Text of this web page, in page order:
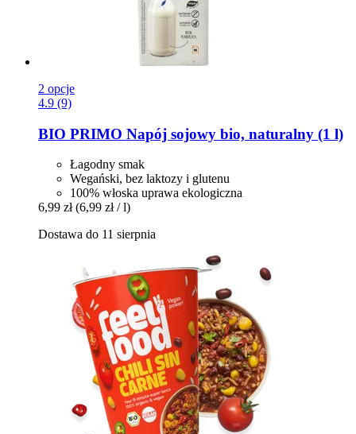
2 opcje
4.9 (9)
BIO PRIMO Napój sojowy bio, naturalny (1 l)
Łagodny smak
Wegański, bez laktozy i glutenu
100% włoska uprawa ekologiczna
6,99 zł (6,99 zł / l)
Dostawa do 11 sierpnia